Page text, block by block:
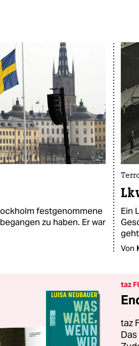
festgenommene
zu haben. Er war
Ein
Von
taz
taz